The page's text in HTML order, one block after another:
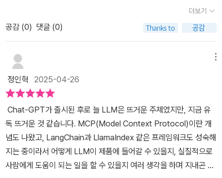
soning)과 행동(Acting)을 번갈아 수행하며 문제를 해결하는 방식
인데, 이걸 코드 레벨에서 상세히 설명해줍니다.🧠 실용적인 설명이
장하는 과정이 구체적으로 나와있어서 제 프로젝트에 어떻게 적용할
지 감이 왔습니다.3️⃣ LangChain과 LlamaIndex 비교책에서는 두
프레임워크의 차이점과 각각의 활용 사례를 상세하게 다루고 있습니
다.⚖️ 실무자를 위한 비교LangChain은 다양한 도구 통합과 광범위
한 자연어 처리(NLP) 및 에이전트 AI 애플리케이션을 위한 모듈식
프레임워크로서 강점이 있습니다. 반면 LlamaIndex는 데이터 수집,
인덱싱 및 검색에 특화된 플랫폼으로, 텍스트 기반 데이터 소스에서
정보를 추출하고 구성하는 데 최적화되어 있습니다.책을 통해 Llama
록 구성된 점이 가장 큰 특징입니다.LLM 에이전트는 단순히 질문에
답하는 것을 넘어, 외부 도구를 사용하고 계획을 세우며 자율적으로
작업을 수행하는 차세대 AI 애플리케이션의 핵심입니다. 이러한 에이
전트를 이론만으로는 제대로 이해하고 개발하기 어렵죠. 이 책은 바
로젝트를 통해 에이전트 개발의 전 과정을 독자가 직접 따라 하며 익
힐 수 있도록 안내합니다.책에서 다루는 7가지 프로젝트는 에이전트
개발의 핵심 개념들을 단계별로 익힐 수 있도록 잘 구성되어 있을 것
으로 예상됩니다. 기본적인 에이전트 구현부터 시작하여, 외부 API
연동, 메모리 활용, 복잡한 의사결정 구조, 나아가 멀티 에이전트 시스
템 구축까지, 실제 에이전트 개발 과정에서 마주칠 수 있는 다양한 시
나리오를 경험해볼 수 있을 것입니다. 각 프로젝트는 이론 설명과 함
더보기
공감 (0) 댓글 (0)
정인혁 2025-04-26
Chat-GPT가 출시된 후로 늘 LLM은 뜨거운 주제였지만, 지금 유
독 뜨거운 것 같습니다. MCP(Model Context Protocol)이란 개
념도 나왔고, LangChain과 LlamaIndex 같은 프레임워크도 성숙해
지는 중이라서 어떻게 LLM이 제품에 들어갈 수 있을지, 실질적으로
사람에게 도움이 되는 일을 할 수 있을지 여러 생각을 하며 지내곤 했